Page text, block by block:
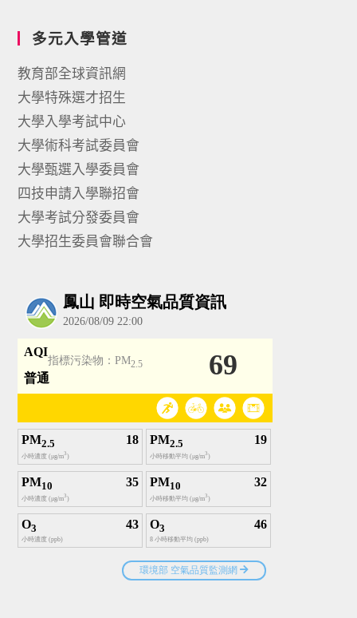
多元入學管道
教育部全球資訊網
大學特殊選才招生
大學入學考試中心
大學術科考試委員會
大學甄選入學委員會
四技申請入學聯招會
大學考試分發委員會
大學招生委員會聯合會